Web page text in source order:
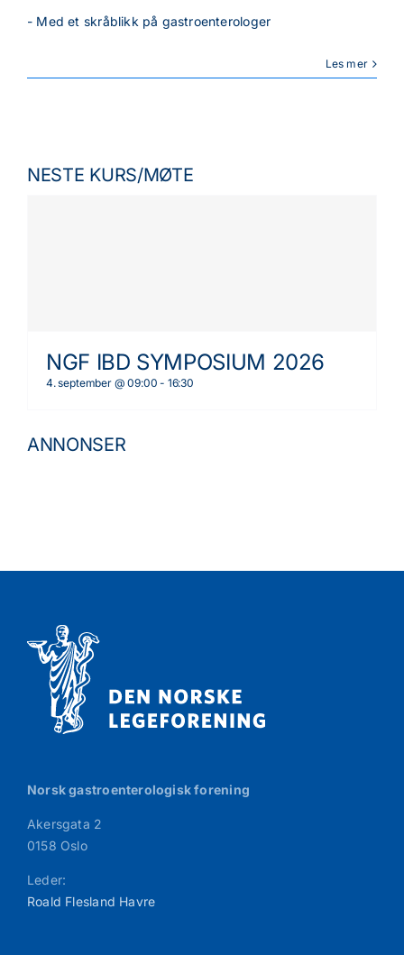
- Med et skråblikk på gastroenterologer
Les mer
NESTE KURS/MØTE
NGF IBD SYMPOSIUM 2026
4. september @ 09:00 - 16:30
ANNONSER
Norsk gastroenterologisk forening
Akersgata 2
0158 Oslo
Leder:
Roald Flesland Havre